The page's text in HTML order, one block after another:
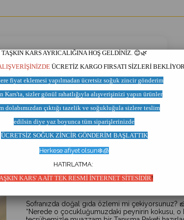
Ürünler Gıda Paketi
TAŞKIN KARS TANIŞMA
Sofranızda doğal gıda özlemi mi çekiyorsunuz?
“Nerede o çocukluğumuzdaki peynirin kokusu, o
TAŞKIN KARS AYRICALIĞINA HOŞ GELDİNİZ. 😊🌿
ÜCRETİZ KARGO FIRSATI SİZLERİ
fiyat eklemesi yapılmadan ücretsiz soğuk zincirgönderim
Kars'ta,sizler gönül rahatlığıyla alışverişinizi yapın ürünler
dolabımızdan çıktığıtazelik ve soğukluğula sizlere teslim
edilsin diye yaz boyunca tüm siparişlerinizde
ÜCRETSİZ SOĞUK ZİNCİR GÖNDERİM BAŞLATTIK
Herkese afiyet olsun❄️🧊
HATIRLATMA:
KARS' A AİT TEK RESMİ İNTERNET SİTESİDİR!